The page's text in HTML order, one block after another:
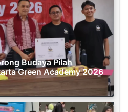
Budaya Pilah
Green Academy 2026